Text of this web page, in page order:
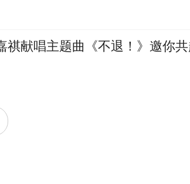
祺献唱主题曲《不退！》邀你共